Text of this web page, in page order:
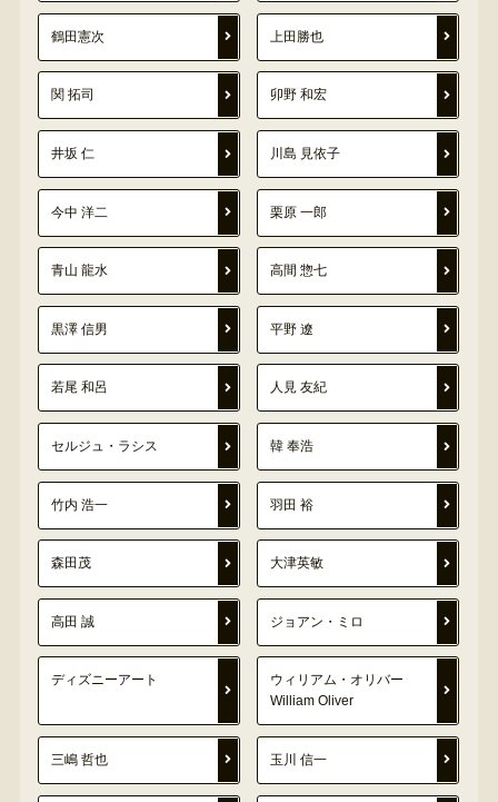
鶴田憲次 上田勝也
関 拓司 卯野 和宏
井坂 仁 川島 見依子
今中 洋二 栗原 一郎
青山 龍水 高間 惣七
黒澤 信男 平野 遼
若尾 和呂 人見 友紀
セルジュ・ラシス 韓 奉浩
竹内 浩一 羽田 裕
森田茂 大津英敏
高田 誠 ジョアン・ミロ
ディズニーアート
ウィリアム・オリバー
William Oliver
三嶋 哲也 玉川 信一